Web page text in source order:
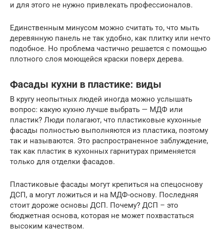
и для этого не нужно привлекать профессионалов.
Единственным минусом можно считать то, что мыть
деревянную панель не так удобно, как плитку или нечто
подобное. Но проблема частично решается с помощью
плотного слоя моющейся краски поверх дерева.
Фасады кухни в пластике: виды
В кругу неопытных людей иногда можно услышать
вопрос: какую кухню лучше выбрать — МДФ или
пластик? Люди полагают, что пластиковые кухонные
фасады полностью выполняются из пластика, поэтому
так и называются. Это распространенное заблуждение,
так как пластик в кухонных гарнитурах применяется
только для отделки фасадов.
Пластиковые фасады могут крепиться на спецоснову
ДСП, а могут ложиться и на МДФ-основу. Последняя
стоит дороже основы ДСП. Почему? ДСП – это
бюджетная основа, которая не может похвастаться
высоким качеством.